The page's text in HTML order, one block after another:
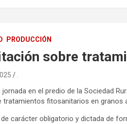
PRODUCCIÓN
sobre
en el predio de la Sociedad
tratamientos fitosanitarios en granos
carácter obligatorio y dictada de